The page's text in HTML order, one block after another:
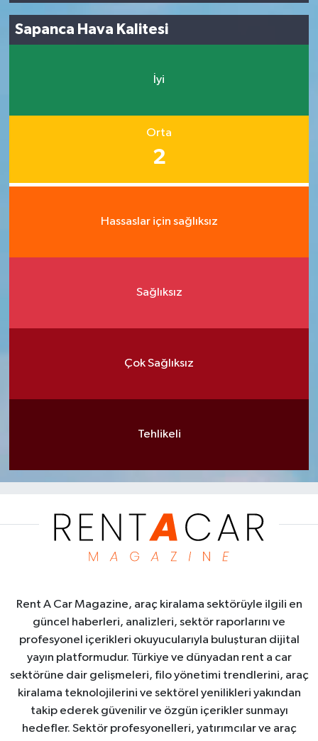
Sapanca Hava Kalitesi
İyi
Orta
2
Hassaslar için sağlıksız
Sağlıksız
Çok Sağlıksız
Tehlikeli
Rent A Car Magazine, araç kiralama sektörüyle ilgili en
güncel haberleri, analizleri, sektör raporlarını ve
profesyonel içerikleri okuyucularıyla buluşturan dijital
yayın platformudur. Türkiye ve dünyadan rent a car
sektörüne dair gelişmeleri, filo yönetimi trendlerini, araç
kiralama teknolojilerini ve sektörel yenilikleri yakından
takip ederek güvenilir ve özgün içerikler sunmayı
hedefler. Sektör profesyonelleri, yatırımcılar ve araç